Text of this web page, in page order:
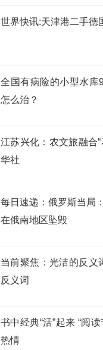
世界快讯:天津港二手德
全国有病险的小型水库
怎么治？
江苏兴化：农文旅融合
华社
每日速递：俄罗斯当局
在俄南地区坠毁
当前聚焦：光洁的反义
反义词
书中经典“活”起来 “阅
热情